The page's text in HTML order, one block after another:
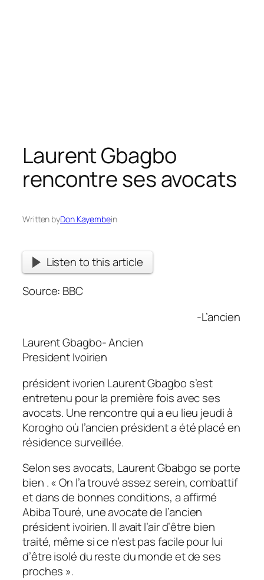
Laurent Gbagbo
rencontre ses avocats
Written byDon Kayembein
Listen to this article
Source: BBC
Laurent Gbagbo- Ancien
President Ivoirien
-L’ancien
président ivorien Laurent Gbagbo s’est
entretenu pour la première fois avec ses
avocats. Une rencontre qui a eu lieu jeudi à
Korogho où l’ancien président a été placé en
résidence surveillée.
Selon ses avocats, Laurent Gbabgo se porte
bien . «On l’a trouvé assez serein, combattif
et dans de bonnes conditions, a affirmé
Abiba Touré, une avocate de l’ancien
président ivoirien. Il avait l’air d’être bien
traité, même si ce n’est pas facile pour lui
d’être isolé du reste du monde et de ses
proches ».